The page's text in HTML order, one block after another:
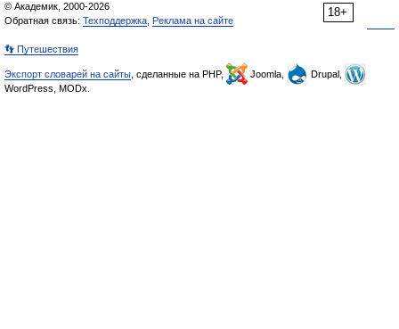
18+
© Академик, 2000-2026
Обратная связь: Техподдержка Реклама на сайте
👣 Путешествия
Экспорт словарей на сайты , сделанные на PHP, Joomla,
Drupal,
WordPress, MODx.